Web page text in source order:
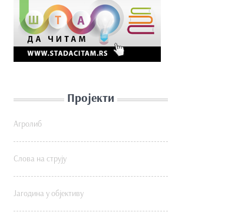
Пројекти
Агролиб
Слова на струју
Јагодина у објективу